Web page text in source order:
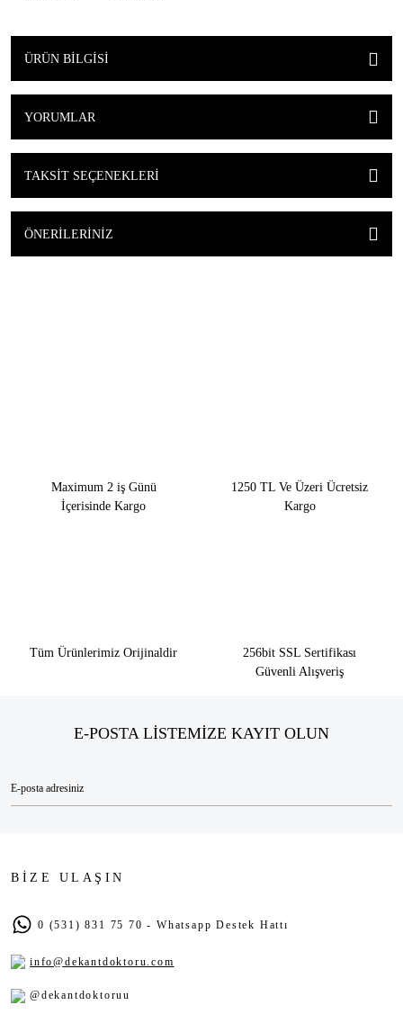
ÜRÜN BILGISI
YORUMLAR
TAKSIT SEÇENEKLERI
ÖNERILERINIZ
Maximum 2 iş Günü
İçerisinde Kargo
1250 TL Ve Üzeri Ücretsiz
Kargo
Tüm Ürünlerimiz Orijinaldir
256bit SSL Sertifikası
Güvenli Alışveriş
E-POSTA LİSTEMİZE KAYIT OLUN
BİZE ULAŞIN
0 (531) 831 75 70 - Whatsapp Destek Hattı
info@dekantdoktoru.com
@dekantdoktoruu